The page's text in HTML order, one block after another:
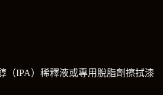
（IPA）稀釋液或專用脫脂劑擦拭漆